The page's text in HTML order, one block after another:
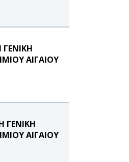
ΑΙΓΑΙΟΥ
ΓΕΝΙΚΗ
ΑΙΓΑΙΟΥ